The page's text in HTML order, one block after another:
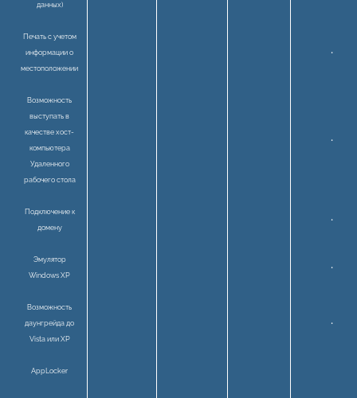
данных)
Печать с учетом
информации о
местоположении
•
Возможность
выступать в
качестве хост-
компьютера
Удаленного
рабочего стола
•
Подключение к
домену
•
Эмулятор
Windows XP
•
Возможность
даунгрейда до
Vista или XP
•
AppLocker